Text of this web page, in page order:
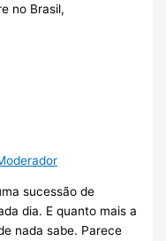
no Brasil,
sucessão de
dia. E quanto mais a
nada sabe. Parece